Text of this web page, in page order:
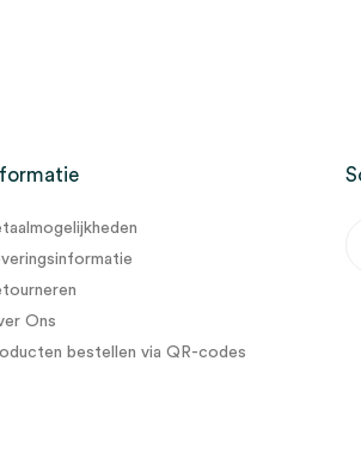
Ons
bestellen via QR-codes